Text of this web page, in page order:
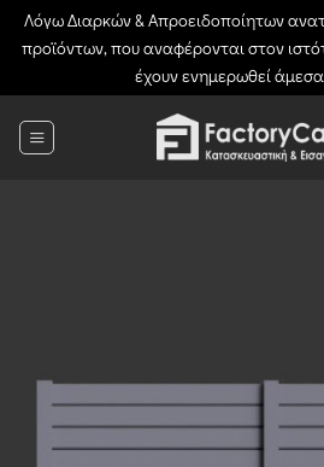
Λόγω Διαρκών & Απροειδοποίητων
προϊόντων, που αναφέρονται στον
έχουν ενημερωθεί